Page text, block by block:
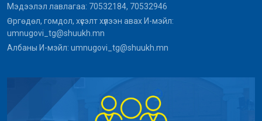
Мэдээлэл лавлагаа: 70532184, 70532946
Өргөдөл, гомдол, хүсэлт хүлээн авах И-мэйл:
umnugovi_tg@shuukh.mn
Албаны И-мэйл: umnugovi_tg@shuukh.mn